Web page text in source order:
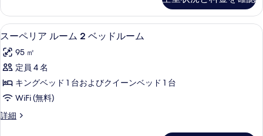
て
の
写
真
を
表
示
す
ベ
ッ
ド
ル
ー
ム
の
す
ル
ー
ム
ベ
ッ
ル
ー
の
ス
ー
ペ
リ
ア
ル
ー
セーフティボックス (室内)、デスク
4
スーペリア ルーム 2 ベッドルーム
95 ㎡
定員 4 名
キングベッド 1 台およびクイーンベッド 1 台
WiFi (無料)
詳細
ス